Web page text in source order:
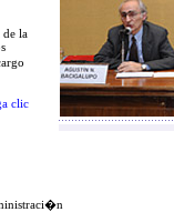
de la
clic